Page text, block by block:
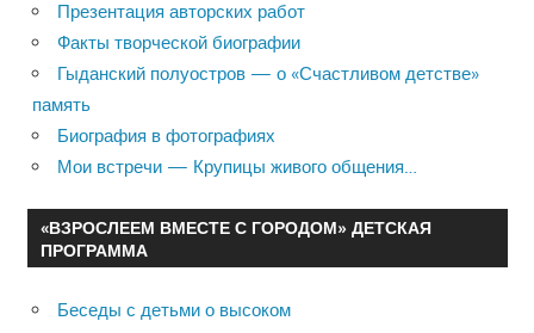
Презентация авторских работ
Факты творческой биографии
Гыданский полуостров — о «Счастливом детстве»
память
Биография в фотографиях
Мои встречи — Крупицы живого общения…
«ВЗРОСЛЕЕМ ВМЕСТЕ С ГОРОДОМ» ДЕТСКАЯ
ПРОГРАММА
Беседы с детьми о высоком